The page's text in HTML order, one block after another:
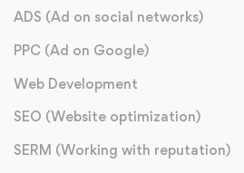
ADS (Ad on social networks)
PPC (Ad on Google)
Web Development
SEO (Website optimization)
SERM (Working with reputation)